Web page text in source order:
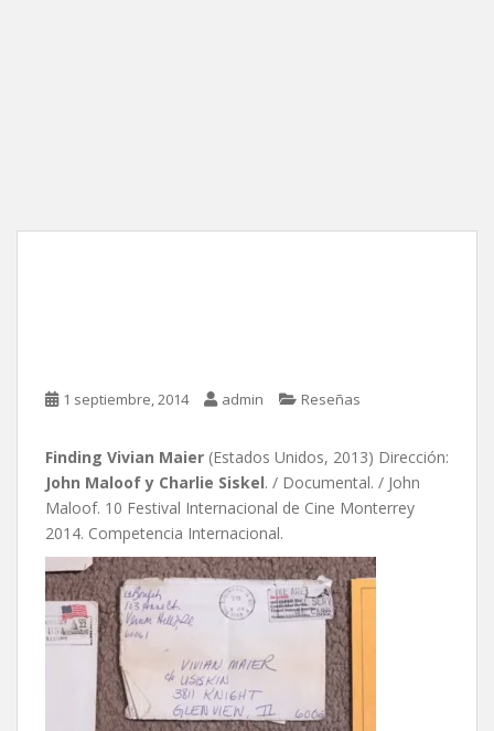
1 septiembre, 2014 admin Reseñas
Finding Vivian Maier (Estados Unidos, 2013) Dirección:
John Maloof y Charlie Siskel. / Documental. / John
Maloof. 10 Festival Internacional de Cine Monterrey
2014. Competencia Internacional.